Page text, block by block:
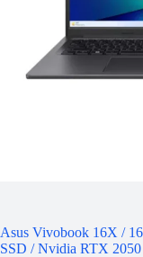
Asus Vivobook 16X /
SSD / Nvidia RTX 2050